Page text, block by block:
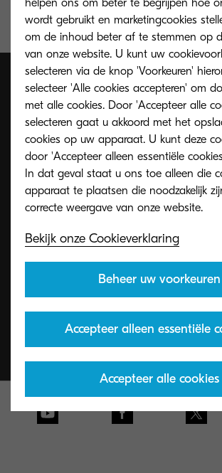
Toner terugname
Lege KYOCERA-toners kunt u op
manieren retourneren aan onze
Als uw lege toners eenmaal in ons
zorgen wij voor alles.
wordt gebruikt en marketingcookies
om de inhoud beter af te stemmen op
van onze website. U kunt uw
selecteren via de knop 'Voorkeuren'
selecteer 'Alle cookies accepteren' om
met alle cookies. Door 'Accepteer alle
selecteren gaat u akkoord met het
cookies op uw apparaat. U kunt deze
door 'Accepteer alleen essentiële
In dat geval staat u ons toe alleen die
apparaat te plaatsen die noodzakelijk
Bekijk onze Cookieverklaring
Beheer uw voorkeuren
Accepteer alleen essentiële
Accepteer alle cookies